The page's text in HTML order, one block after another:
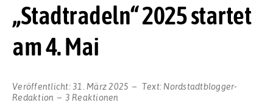
„Stadtradeln“ 2025 startet
am 4. Mai
Veröffentlicht:31. März 2025 Text: Nordstadtblogger-
Redaktion
3 Reaktionen